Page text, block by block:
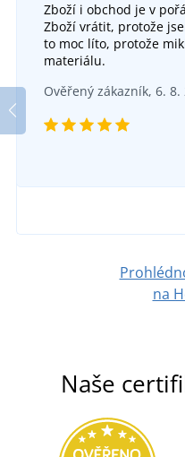
Pánská funkční
Pánská sportovní
1
Zboží i obchod je v
Zboží vrátit, protože
to moc líto, protože
materiálu.
Ověřený zákazník, 6. 8.
na
Naše